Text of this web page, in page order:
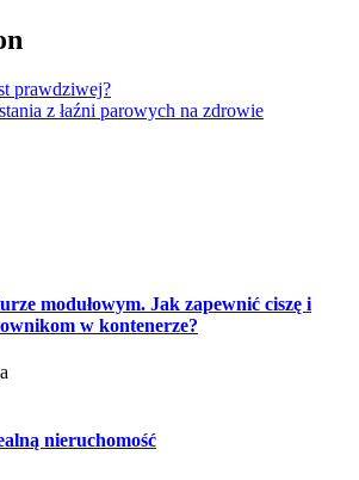
prawdziwej?
z łaźni parowych na zdrowie
modułowym. Jak zapewnić ciszę i
w kontenerze?
nieruchomość